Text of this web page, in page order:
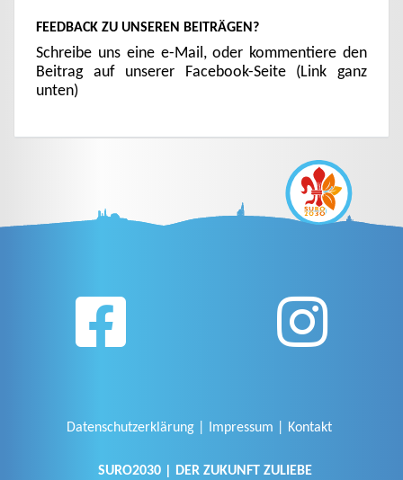
FEEDBACK ZU UNSEREN BEITRÄGEN?
Schreibe uns eine e-Mail, oder kommentiere den
Beitrag auf unserer Facebook-Seite (Link ganz
unten)
Datenschutzerklärung Impressum Kontakt
SURO2030 | DER ZUKUNFT ZULIEBE